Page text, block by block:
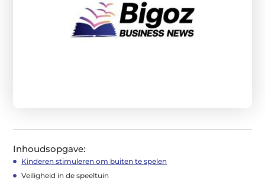
Inhoudsopgave:
Kinderen stimuleren om buiten te spelen
Veiligheid in de speeltuin